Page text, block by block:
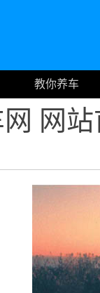
教你养车
网